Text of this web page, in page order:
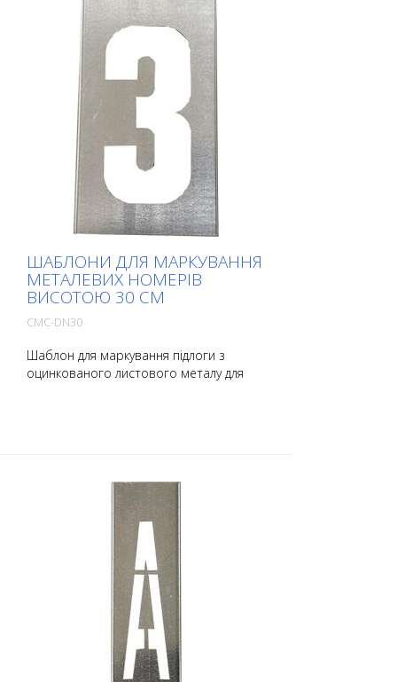
ШАБЛОНИ ДЛЯ МАРКУВАННЯ
МЕТАЛЕВИХ НОМЕРІВ
ВИСОТОЮ 30 СМ
CMC-DN30
Шаблон для маркування підлоги з
оцинкованого листового металу для